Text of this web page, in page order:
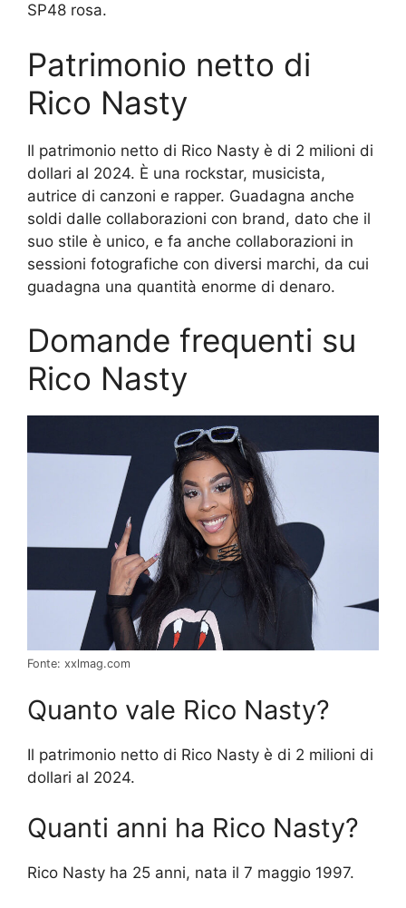
SP48 rosa.
Patrimonio netto di
Rico Nasty
Il patrimonio netto di Rico Nasty è di 2 milioni di
dollari al 2024. È una rockstar, musicista,
autrice di canzoni e rapper. Guadagna anche
soldi dalle collaborazioni con brand, dato che il
suo stile è unico, e fa anche collaborazioni in
sessioni fotografiche con diversi marchi, da cui
guadagna una quantità enorme di denaro.
Domande frequenti su
Rico Nasty
Fonte: xxlmag.com
Quanto vale Rico Nasty?
Il patrimonio netto di Rico Nasty è di 2 milioni di
dollari al 2024.
Quanti anni ha Rico Nasty?
Rico Nasty ha 25 anni, nata il 7 maggio 1997.